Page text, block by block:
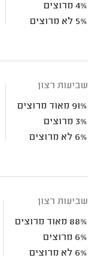
4% מרוצים
5% לא מרוצים
שביעות רצון
91% מאוד מרוצים
3% מרוצים
6% לא מרוצים
שביעות רצון
88% מאוד מרוצים
6% מרוצים
6% לא מרוצים